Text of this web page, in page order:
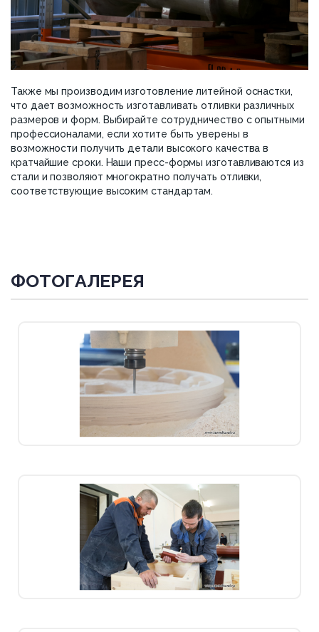
Также мы производим изготовление литейной оснастки,
что дает возможность изготавливать отливки различных
размеров и форм. Выбирайте сотрудничество с опытными
профессионалами, если хотите быть уверены в
возможности получить детали высокого качества в
кратчайшие сроки. Наши пресс-формы изготавливаются из
стали и позволяют многократно получать отливки,
соответствующие высоким стандартам.
ФОТОГАЛЕРЕЯ